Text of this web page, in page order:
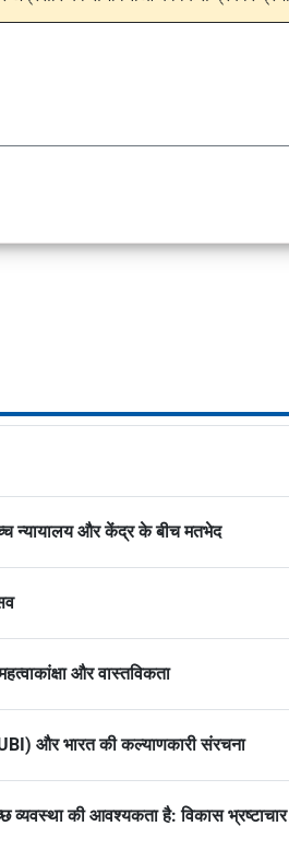
न्यायालय और केंद्र के बीच मतभेद
और वास्तविकता
और भारत की कल्याणकारी संरचना
व्यवस्था की आवश्यकता है: विकास